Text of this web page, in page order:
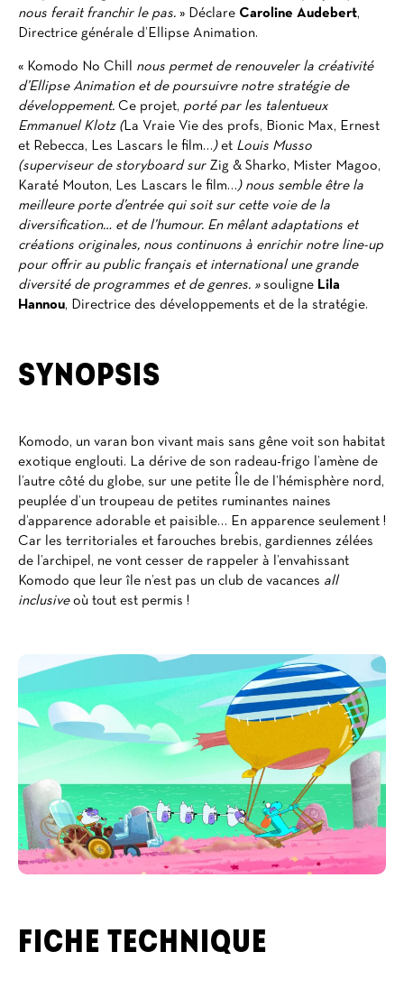
nous ferait franchir le pas. » Déclare Caroline Audebert,
Directrice générale d’Ellipse Animation.
« Komodo No Chill nous permet de renouveler la créativité
d’Ellipse Animation et de poursuivre notre stratégie de
développement. Ce projet, porté par les talentueux
Emmanuel Klotz (La Vraie Vie des profs, Bionic Max, Ernest
et Rebecca, Les Lascars le film… )et Louis Musso
(superviseur de storyboard surZig & Sharko, Mister Magoo,
Karaté Mouton, Les Lascars le film… ) nous semble être la
meilleure porte d’entrée qui soit sur cette voie de la
diversification… et de l’humour. En mêlant adaptations et
créations originales, nous continuons à enrichir notre line-up
pour offrir au public français et international une grande
diversité de programmes et de genres. »souligne Lila
Hannou, Directrice des développements et de la stratégie.
SYNOPSIS
Komodo, un varan bon vivant mais sans gêne voit son habitat
exotique englouti. La dérive de son radeau-frigo l’amène de
l’autre côté du globe, sur une petite Île de l’hémisphère nord,
peuplée d’un troupeau de petites ruminantes naines
d’apparence adorable et paisible… En apparence seulement !
Car les territoriales et farouches brebis, gardiennes zélées
de l’archipel, ne vont cesser de rappeler à l’envahissant
Komodo que leur île n’est pas un club de vacances all
inclusiveoù tout est permis !
FICHE TECHNIQUE